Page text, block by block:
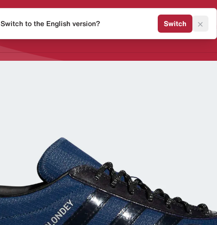
Release Kalender Sneaker
Switch to the English version? Switch ×